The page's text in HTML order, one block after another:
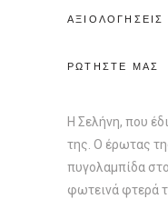
ΡΩΤΗΣΤΕ ΜΑΣ
Η Σελήνη, που
της. Ο έρωτας
πυγολαμπίδα
φωτεινά φτερά